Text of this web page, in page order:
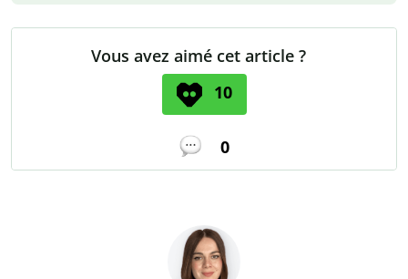
Vous avez aimé cet article ?
10
0